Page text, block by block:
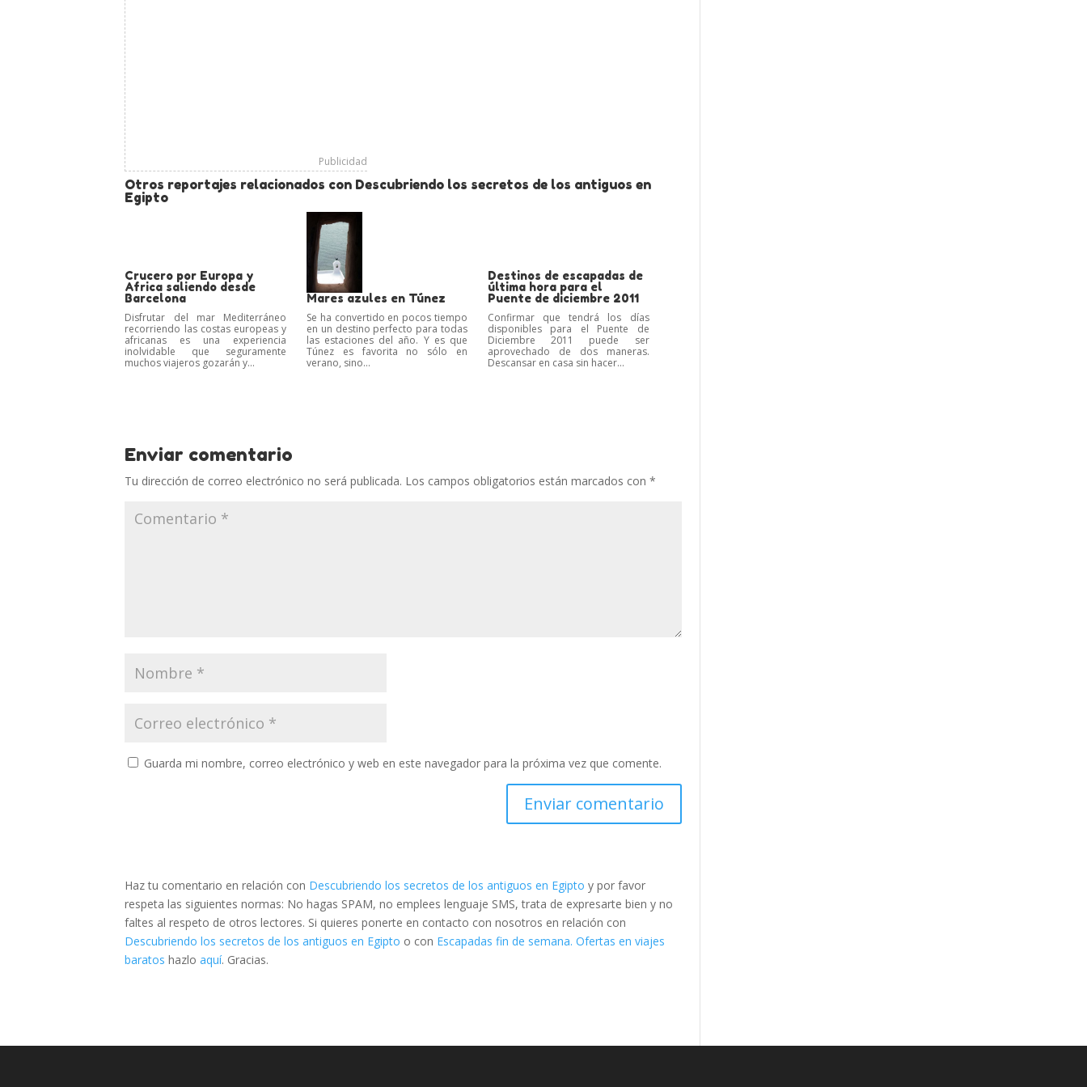
Publicidad
Otros reportajes relacionados con Descubriendo los secretos de los antiguos en
Egipto
Crucero por Europa y
Africa saliendo desde
Barcelona
Disfrutar del mar Mediterráneo
recorriendo las costas europeas y
africanas es una experiencia
inolvidable que seguramente
muchos viajeros gozarán y...
Mares azules en Túnez
Se ha convertido en pocos tiempo
en un destino perfecto para todas
las estaciones del año. Y es que
Túnez es favorita no sólo en
verano, sino...
Destinos de escapadas de
última hora para el
Puente de diciembre 2011
Confirmar que tendrá los días
disponibles para el Puente de
Diciembre 2011 puede ser
aprovechado de dos maneras.
Descansar en casa sin hacer...
Enviar comentario
Tu dirección de correo electrónico no será publicada. Los campos obligatorios están marcados con*
Guarda mi nombre, correo electrónico y web en este navegador para la próxima vez que comente.
Haz tu comentario en relación con Descubriendo los secretos de los antiguos en Egipto y por favor
respeta las siguientes normas: No hagas SPAM, no emplees lenguaje SMS, trata de expresarte bien y no
faltes al respeto de otros lectores. Si quieres ponerte en contacto con nosotros en relación con
Descubriendo los secretos de los antiguos en Egipto o con Escapadas fin de semana. Ofertas en viajes
baratos hazloaquí. Gracias.